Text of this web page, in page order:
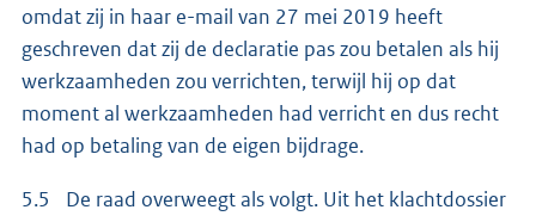
omdat zij in haar e-mail van 27 mei 2019 heeft
geschreven dat zij de declaratie pas zou betalen als hij
werkzaamheden zou verrichten, terwijl hij op dat
moment al werkzaamheden had verricht en dus recht
had op betaling van de eigen bijdrage.
5.5 De raad overweegt als volgt. Uit het klachtdossier